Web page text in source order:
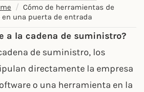
/ Cómo de herramientas de
una puerta de entrada
a la cadena de suministro?
de suministro, los
directamente la empresa
o una herramienta en la